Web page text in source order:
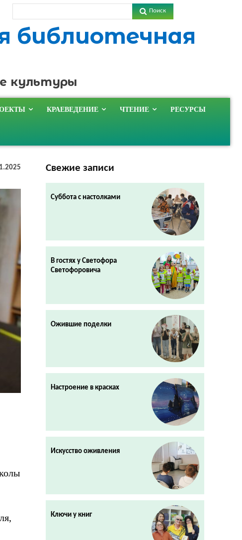
Поиск
библиотечная
культуры
КРАЕВЕДЕНИЕ ЧТЕНИЕ РЕСУРСЫ
Свежие записи
Суббота с настолками
В гостях у Светофора
Светофоровича
Ожившие поделки
Настроение в красках
Искусство оживления
Ключи у книг